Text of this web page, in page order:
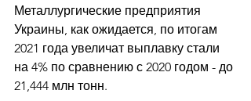
Металлургические предприятия
Украины, как ожидается, по итогам
2021 года увеличат выплавку стали
на 4% по сравнению с 2020 годом - до
21,444 млн тонн.